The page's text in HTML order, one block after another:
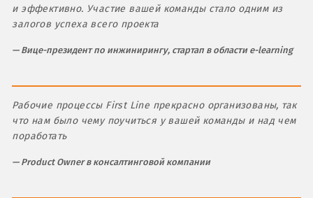
и эффективно. Участие вашей команды стало одним из
залогов успеха всего проекта
Вице-президент по инжинирингу, стартап в области e-learning
Рабочие процессы First Line прекрасно организованы, так
что нам было чему поучиться у вашей команды и над чем
поработать
Product Owner в консалтинговой компании